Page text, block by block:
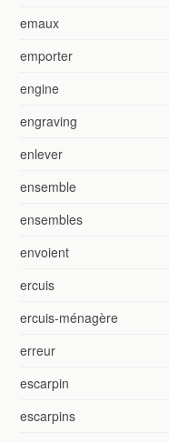
emaux
emporter
engine
engraving
enlever
ensemble
ensembles
envoient
ercuis
ercuis-ménagère
erreur
escarpin
escarpins